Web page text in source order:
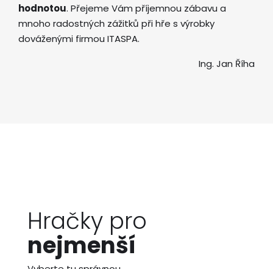
hodnotou. Přejeme Vám příjemnou zábavu a
mnoho radostných zážitků při hře s výrobky
dováženými firmou ITASPA.
Ing. Jan Říha
Hračky pro
nejmenší